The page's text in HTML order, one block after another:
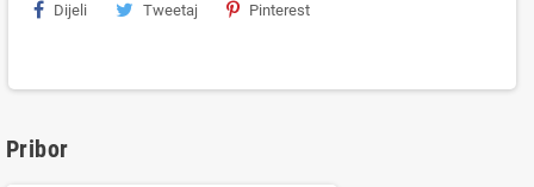
Dijeli Tweetaj Pinterest
Pribor